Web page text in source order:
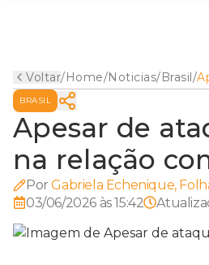
Voltar/Home/Noticias/Brasil/
BRASIL
Apesar de
na relação
Por Gabriela Echenique,
03/06/2026 às 15:42